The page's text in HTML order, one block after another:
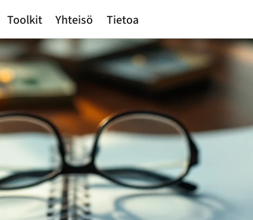
Toolkit Yhteisö Tietoa